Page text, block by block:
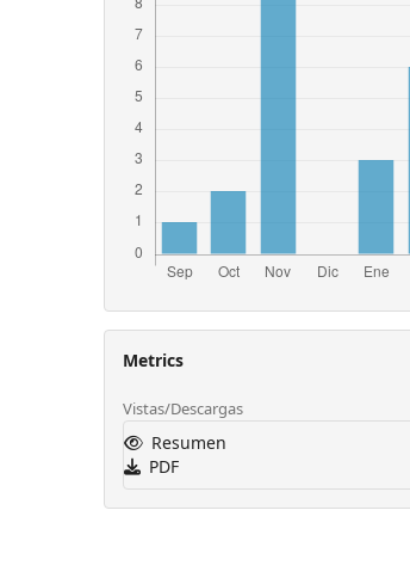
Metrics
Vistas/Descargas
Resumen
PDF